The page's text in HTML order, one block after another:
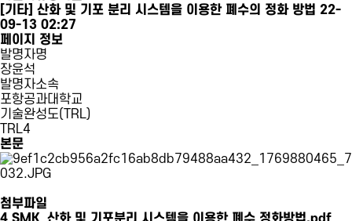
[기타] 산화 및 기포 분리 시스템을 이용한 폐수의 정화 방법 22-
09-13 02:27
페이지 정보
발명자명
장윤석
발명자소속
포항공과대학교
기술완성도(TRL)
TRL4
본문
첨부파일